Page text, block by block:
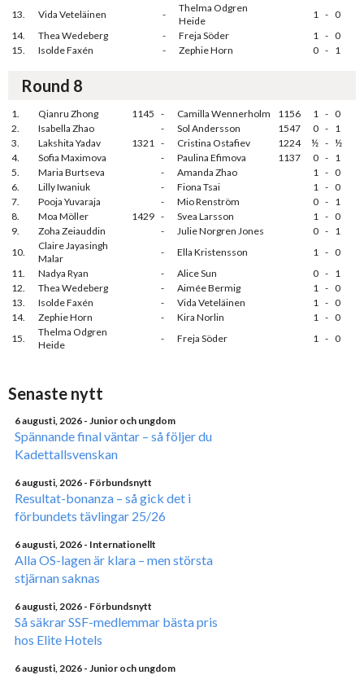
13. Vida Veteläinen -
Thelma Odgren
Heide
1 - 0
14.
Thea Wedeberg - Freja Söder 1 - 0
15.
Isolde Faxén - Zephie Horn 0 - 1
Round 8
1. Qianru Zhong 1145 - Camilla Wennerholm 1156 1 - 0
2.
Isabella Zhao - Sol Andersson 1547 0 - 1
3.
Lakshita Yadav 1321 - Cristina Ostafiev 1224 ½ - ½
4.
Sofia Maximova - Paulina Efimova 1137 0 - 1
5.
Maria Burtseva - Amanda Zhao 1 - 0
6.
Lilly Iwaniuk - Fiona Tsai 1 - 0
7.
Pooja Yuvaraja - Mio Renström 0 - 1
8.
Moa Möller 1429 - Svea Larsson 1 - 0
9.
Zoha Zeiauddin - Julie Norgren Jones 0 - 1
10.
Claire Jayasingh
Malar
- Ella Kristensson 1 - 0
11.
Nadya Ryan - Alice Sun 0 - 1
12.
Thea Wedeberg - Aimée Bermig 1 - 0
13.
Isolde Faxén - Vida Veteläinen 1 - 0
14.
Zephie Horn - Kira Norlin 1 - 0
15.
Thelma Odgren
Heide
- Freja Söder 1 - 0
Senaste nytt
6 augusti, 2026 - Junior och ungdom
Spännande final väntar – så följer du
Kadettallsvenskan
6 augusti, 2026 - Förbundsnytt
Resultat-bonanza – så gick det i
förbundets tävlingar 25/26
6 augusti, 2026 - Internationellt
Alla OS-lagen är klara – men största
stjärnan saknas
6 augusti, 2026 - Förbundsnytt
Så säkrar SSF-medlemmar bästa pris
hos Elite Hotels
6 augusti, 2026 - Junior och ungdom